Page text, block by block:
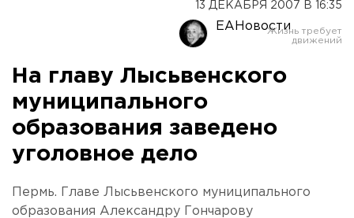
Оренбург
13 ДЕКАБРЯ 2007 В 16:35
ЕАНовости
На главу Лысьвенского
муниципального
образования заведено
уголовное дело
Пермь. Главе Лысьвенского муниципального
образования Александру Гончарову